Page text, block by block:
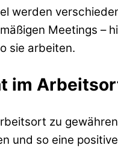
werden
Meetings –
sie arbeiten.
im
zu
und so eine